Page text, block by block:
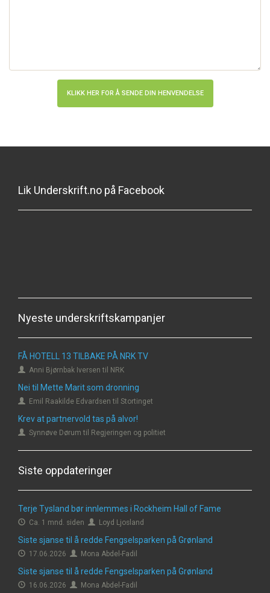
Lik Underskrift.no på Facebook
Nyeste underskriftskampanjer
FÅ HOTELL 13 TILBAKE PÅ NRK TV
Anni Bjørnbak Iversen til NRK
Nei til Mette Marit som dronning
Emil Raakilde Edvardsen til Stortinget
Krev at partnervold tas på alvor!
Synnøve Dørum til Regjeringen og politiet
Siste oppdateringer
Terje Tysland bør innlemmes i Rockheim Hall of Fame
Ca. 1 mnd. siden Loyd Ljosland
Siste sjanse til å redde Fengselsparken på Grønland
17.06.2026 Mona Abdel-Fadil
Siste sjanse til å redde Fengselsparken på Grønland
16.06.2026 Mona Abdel-Fadil